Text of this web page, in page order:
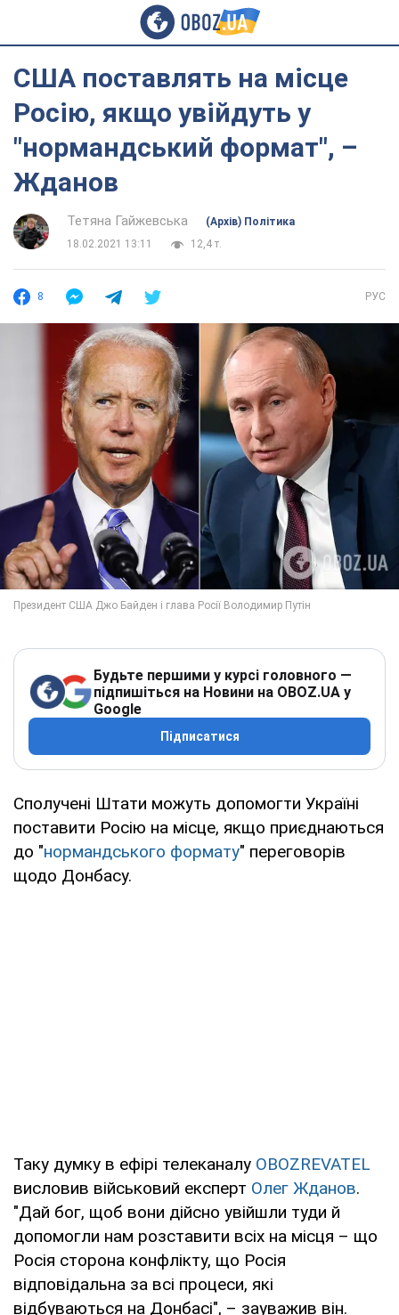
США поставлять на місце
Росію, якщо увійдуть у
"нормандський формат", –
Жданов
Тетяна Гайжевська
(Архів) Політика
18.02.2021 13:11
12,4 т.
8 РУС
Будьте першими у курсі головного —
підпишіться на Новини на OBOZ.UA у
Google
Підписатися
Сполучені Штати можуть допомогти Україні
поставити Росію на місце, якщо приєднаються
до "нормандського формату" переговорів
щодо Донбасу.
Таку думку в ефірі телеканалу OBOZREVATEL
висловив військовий експерт Олег Жданов.
"Дай бог, щоб вони дійсно увійшли туди й
допомогли нам розставити всіх на місця – що
Росія сторона конфлікту, що Росія
відповідальна за всі процеси, які
відбуваються на Донбасі", – зауважив він.